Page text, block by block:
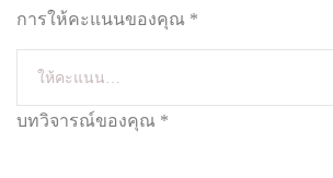
การให้คะแนนของคุณ *
บทวิจารณ์ของคุณ *